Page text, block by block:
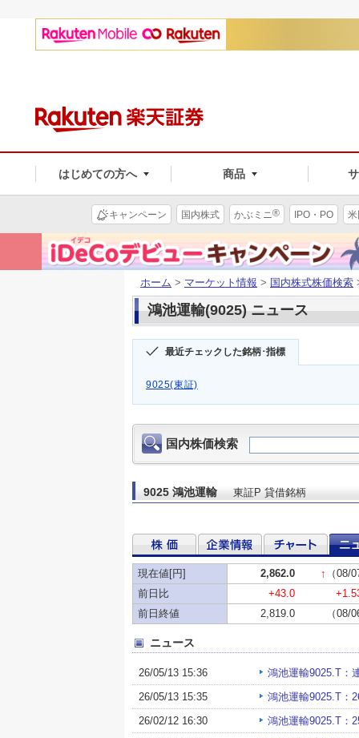
はじめての方へ 商品
キャンペーン 国内株式 かぶミニ® IPO・PO
ホーム > マーケット情報 > 国内株式株価検索
鴻池運輸(9025) ニュース
最近チェックした銘柄･指標
9025(東証)